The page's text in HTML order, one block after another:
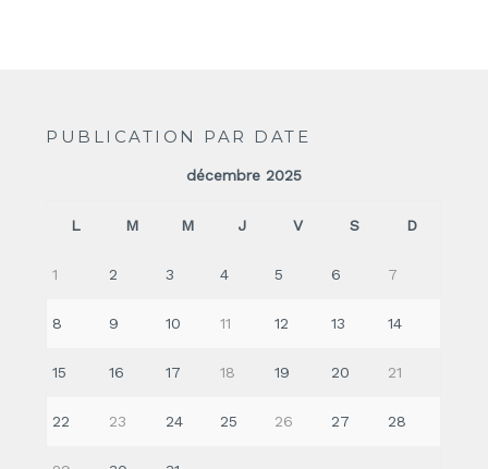
PUBLICATION PAR DATE
décembre 2025
L M M J V S D
1 2 3 4 5 6 7
8 9 10 11 12 13 14
15 16 17 18 19 20 21
22 23 24 25 26 27 28